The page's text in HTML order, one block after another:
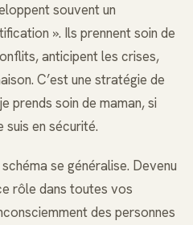
souvent un
». Ils prennent soin de
anticipent les crises,
C’est une stratégie de
prends soin de maman, si
suis en sécurité.
se généralise. Devenu
rôle dans toutes vos
des personnes